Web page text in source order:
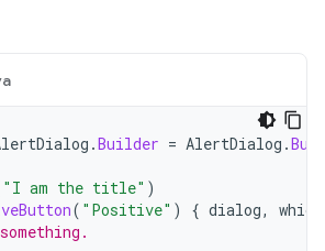
.Builder = AlertDialog .
"I am the title" )
( "Positive" ) { dialog,
which